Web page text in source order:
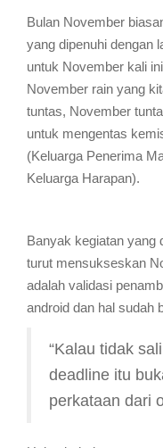
Bulan November
yang dipenuhi dengan
untuk November kali
November rain yang
tuntas, November
untuk mengentas
(Keluarga Penerima
Keluarga Harapan).
Banyak kegiatan yang
turut mensukseskan
adalah validasi
android dan hal sudah
“Kalau tidak
deadline itu
perkataan dari